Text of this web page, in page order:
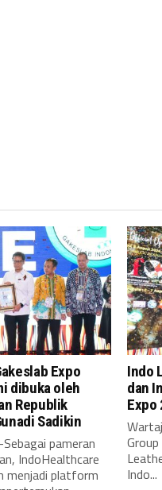
Expo
dibuka oleh
Republik
Sadikin
pameran
IndoHealthcare
menjadi platform
Indo
dan
Expo
Indo...